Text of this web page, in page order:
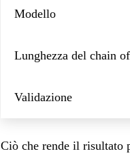
Modello
Lunghezza del chain
Validazione
Ciò che rende il risultato